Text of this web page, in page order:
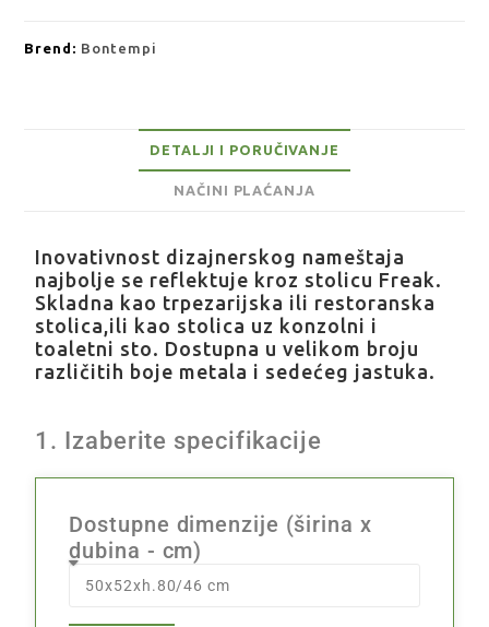
Brend: Bontempi
DETALJI I PORUČIVANJE
NAČINI PLAĆANJA
Inovativnost dizajnerskog nameštaja
najbolje se reflektuje kroz stolicu Freak.
Skladna kao trpezarijska ili restoranska
stolica,ili kao stolica uz konzolni i
toaletni sto. Dostupna u velikom broju
različitih boje metala i sedećeg jastuka.
1. Izaberite specifikacije
Dostupne dimenzije (širina x
dubina - cm)